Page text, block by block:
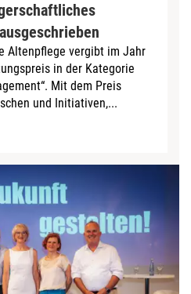
Altenpflege vergibt im Jahr
in der Kategorie
Mit dem Preis
und Initiativen,...